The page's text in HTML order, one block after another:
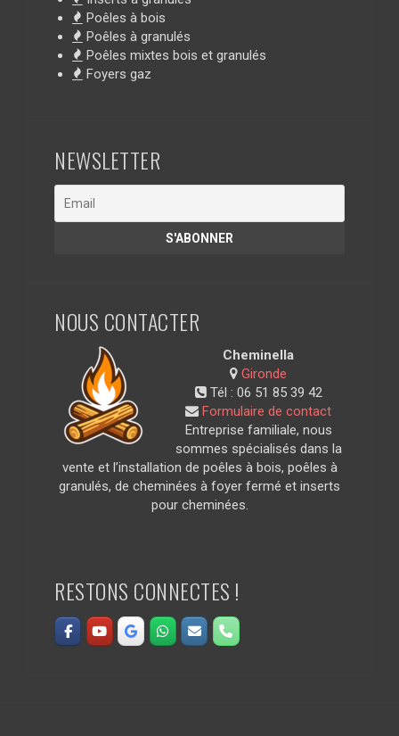
Poêles à bois
Poêles à granulés
Poêles mixtes bois et granulés
Foyers gaz
NEWSLETTER
NOUS CONTACTER
Cheminella
Gironde
Tél : 06 51 85 39 42
Formulaire de contact
Entreprise familiale, nous
sommes spécialisés dans la
vente et l’installation de poêles à bois, poêles à
granulés, de cheminées à foyer fermé et inserts
pour cheminées.
RESTONS CONNECTES !